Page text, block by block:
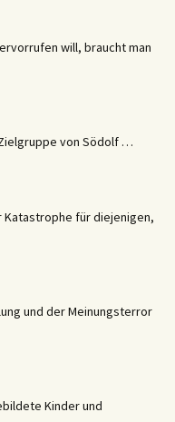
will, braucht man
von Södolf …
Katastrophe für diejenigen,
und der Meinungsterror
Kinder und